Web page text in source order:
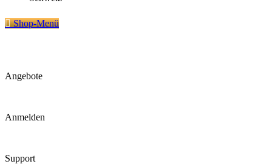
Shop-Menü
Angebote
Anmelden
Support